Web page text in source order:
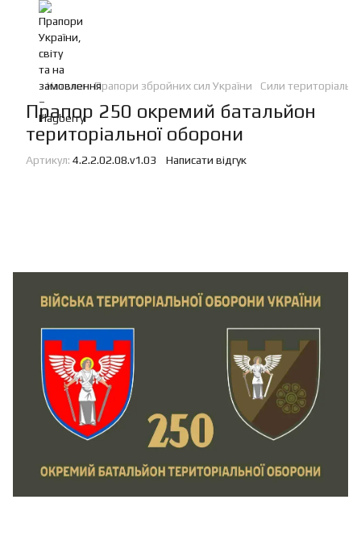
Каталог Прапори збройних сил України Сили
Прапор 250 окремий батальйон
територіальної оборони
Артикул: 4.2.2.02.08.v1.03 Написати відгук